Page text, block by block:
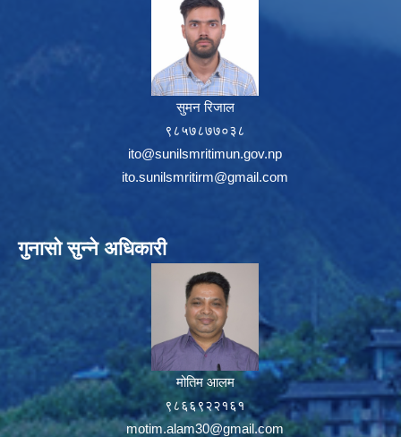
सुमन रिजाल
९८५७८७७०३८
ito@sunilsmritimun.gov.np
ito.sunilsmritirm@gmail.com
गुनासो सुन्ने अधिकारी
मोतिम आलम
९८६६९२२१६१
motim.alam30@gmail.com